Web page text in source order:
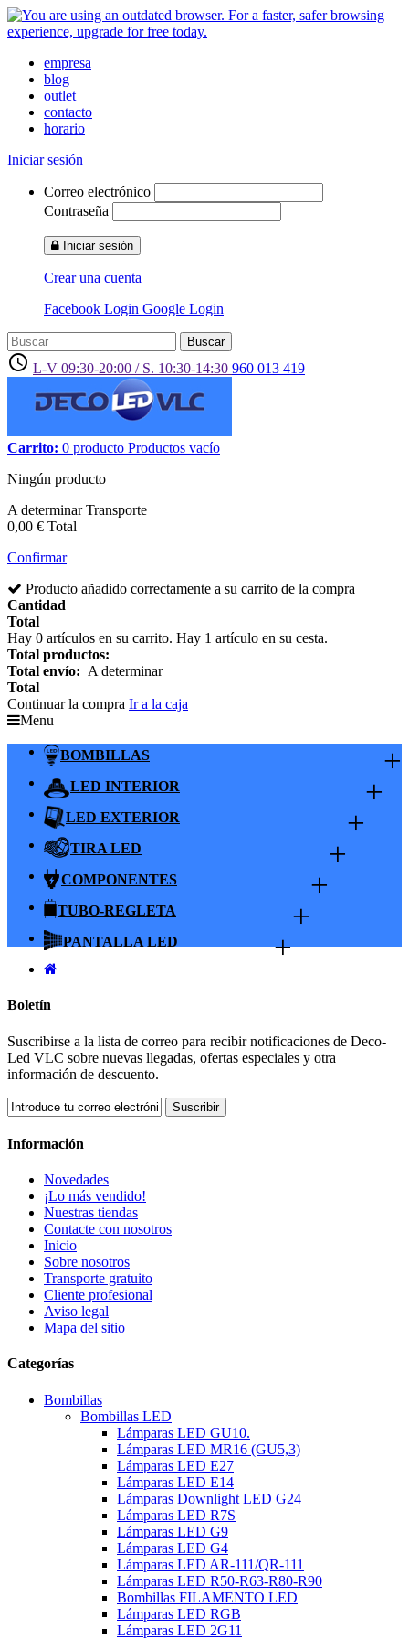
empresa
blog
outlet
contacto
horario
Iniciar sesión
Correo electrónico
Contraseña
Iniciar sesión
Crear una cuenta
Facebook Login Google Login
Buscar
access_time L-V 09:30-20:00 / S. 10:30-14:30 960 013 419
Carrito: 0 producto Productos vacío
Ningún producto
A determinarTransporte
0,00 € Total
Confirmar
Producto añadido correctamente a su carrito de la compra
Cantidad
Total
Hay 0 artículos en su carrito. Hay 1 artículo en su cesta.
Total productos:
Total envío: A determinar
Total
Continuar la compra Ir a la caja
Menu
BOMBILLAS +
LED INTERIOR +
LED EXTERIOR +
TIRA LED +
COMPONENTES +
TUBO-REGLETA +
PANTALLA LED +
Boletín
Suscribirse a la lista de correo para recibir notificaciones de Deco-
Led VLC sobre nuevas llegadas, ofertas especiales y otra
información de descuento.
Suscribir
Información
Novedades
¡Lo más vendido!
Nuestras tiendas
Contacte con nosotros
Inicio
Sobre nosotros
Transporte gratuito
Cliente profesional
Aviso legal
Mapa del sitio
Categorías
Bombillas
Bombillas LED
Lámparas LED GU10.
Lámparas LED MR16 (GU5,3)
Lámparas LED E27
Lámparas LED E14
Lámparas Downlight LED G24
Lámparas LED R7S
Lámparas LED G9
Lámparas LED G4
Lámparas LED AR-111/QR-111
Lámparas LED R50-R63-R80-R90
Bombillas FILAMENTO LED
Lámparas LED RGB
Lámparas LED 2G11